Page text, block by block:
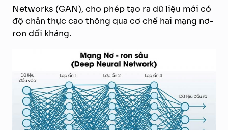
Networks (GAN), cho phép tạo ra dữ liệu mới có
độ chân thực cao thông qua cơ chế hai mạng nơ-
ron đối kháng.